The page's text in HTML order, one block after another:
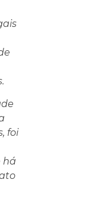
foi
há